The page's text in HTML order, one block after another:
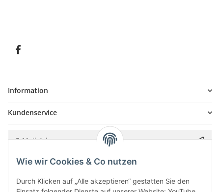
Information
Kundenservice
Bitte senden Sie mir entsprechend IhrerDatenschutzerklärung
Wie wir Cookies & Co nutzen
Durch Klicken auf „Alle akzeptieren“ gestatten Sie den